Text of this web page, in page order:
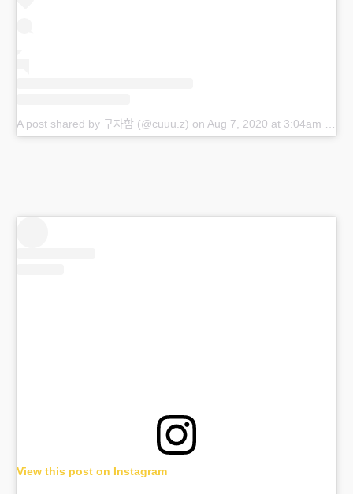
A post shared by 구자함 (@cuuu.z) on Aug 7, 2020 at 3:04am PDT
View this post on Instagram